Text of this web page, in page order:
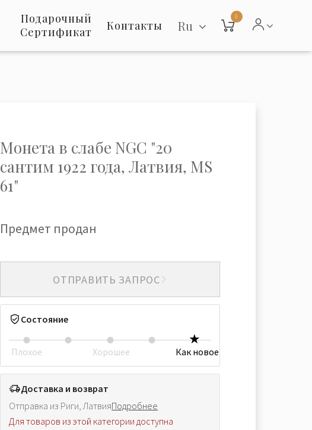
Подарочный
Сертификат
Контакты Ru
0
Монета в слабе NGC "20
сантим 1922 года, Латвия, MS
61"
Предмет продан
ОТПРАВИТЬ ЗАПРОС
Состояние
Плохое Хорошее Как новое
Доставка и возврат
Отправка из Риги, ЛатвияПодробнее
Для товаров из этой категории доступна